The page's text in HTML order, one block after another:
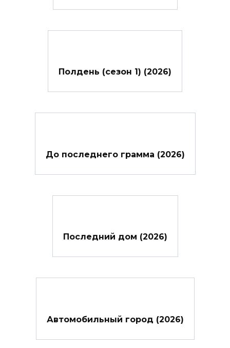
Полдень (сезон 1) (2026)
До последнего грамма (2026)
Последний дом (2026)
Автомобильный город (2026)